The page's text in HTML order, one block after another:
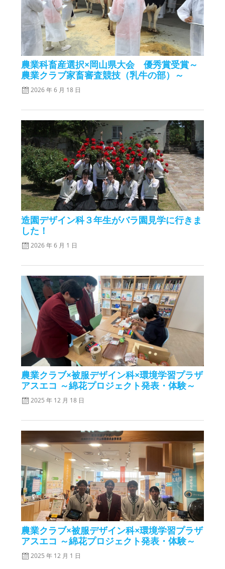
農業科畜産選択×岡山県大会 優秀賞受賞～
農業クラブ家畜審査競技（乳牛の部）～
2026 年 6 月 18 日
造園デザイン科３年生がバラ園見学に行きま
した！
2026 年 6 月 1 日
農業クラブ×被服デザイン科×環境学習プラザ
アスエコ ～綿花プロジェクト発表・体験～
2025 年 12 月 18 日
農業クラブ×被服デザイン科×環境学習プラザ
アスエコ ～綿花プロジェクト発表・体験～
2025 年 12 月 1 日